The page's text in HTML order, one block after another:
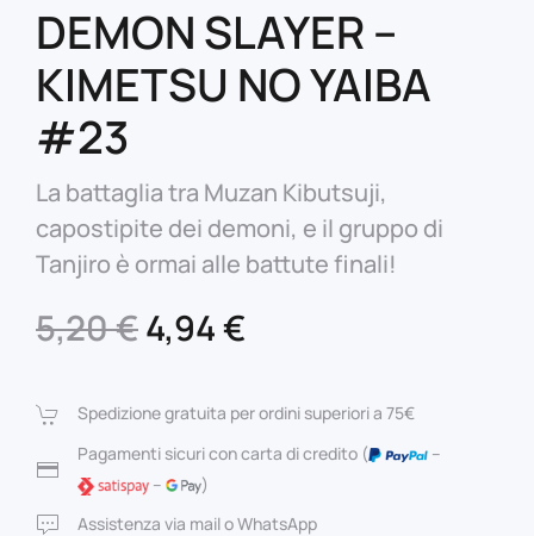
DEMON SLAYER –
KIMETSU NO YAIBA
#23
La battaglia tra Muzan Kibutsuji,
capostipite dei demoni, e il gruppo di
Tanjiro è ormai alle battute finali!
5,20€Il
originale
era:
5,20 €.
4,94€
attuale
è:
Spedizione gratuita per ordini superiori a 75€
Pagamenti sicuri con carta di credito (
–
–
)
Assistenza via mail o WhatsApp